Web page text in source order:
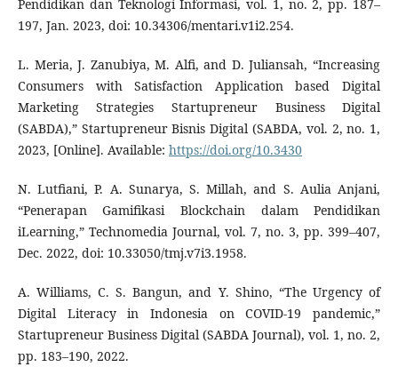
Pendidikan dan Teknologi Informasi, vol. 1, no. 2, pp. 187–
197, Jan. 2023, doi: 10.34306/mentari.v1i2.254.
L. Meria, J. Zanubiya, M. Alfi, and D. Juliansah, “Increasing
Consumers with Satisfaction Application based Digital
Marketing Strategies Startupreneur Business Digital
(SABDA),” Startupreneur Bisnis Digital (SABDA, vol. 2, no. 1,
2023, [Online]. Available: https://doi.org/10.3430
N. Lutfiani, P. A. Sunarya, S. Millah, and S. Aulia Anjani,
“Penerapan Gamifikasi Blockchain dalam Pendidikan
iLearning,” Technomedia Journal, vol. 7, no. 3, pp. 399–407,
Dec. 2022, doi: 10.33050/tmj.v7i3.1958.
A. Williams, C. S. Bangun, and Y. Shino, “The Urgency of
Digital Literacy in Indonesia on COVID-19 pandemic,”
Startupreneur Business Digital (SABDA Journal), vol. 1, no. 2,
pp. 183–190, 2022.